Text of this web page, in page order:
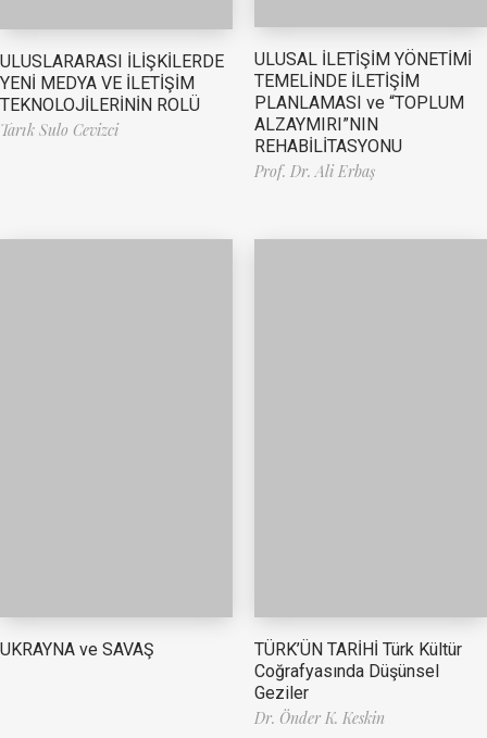
ULUSLARARASI İLİŞKİLERDE
YENİ MEDYA VE İLETİŞİM
TEKNOLOJİLERİNİN ROLÜ
Tarık Sulo Cevizci
ULUSAL İLETİŞİM YÖNETİMİ
TEMELİNDE İLETİŞİM
PLANLAMASI ve “TOPLUM
ALZAYMIRI”NIN
REHABİLİTASYONU
Prof. Dr. Ali Erbaş
UKRAYNA ve SAVAŞ
TÜRK’ÜN TARİHİ Türk Kültür
Coğrafyasında Düşünsel
Geziler
Dr. Önder K. Keskin